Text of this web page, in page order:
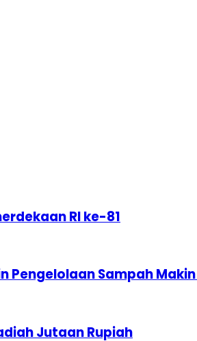
RI ke-81
Pengelolaan Sampah
Jutaan Rupiah